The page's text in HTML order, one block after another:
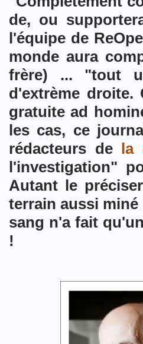
de, ou
l'équipe de
monde aura
frère) ... "tout
d'extrème droite.
gratuite ad
les cas, ce
rédacteurs de la
l'investigation"
Autant le
terrain aussi
sang n'a fait
!